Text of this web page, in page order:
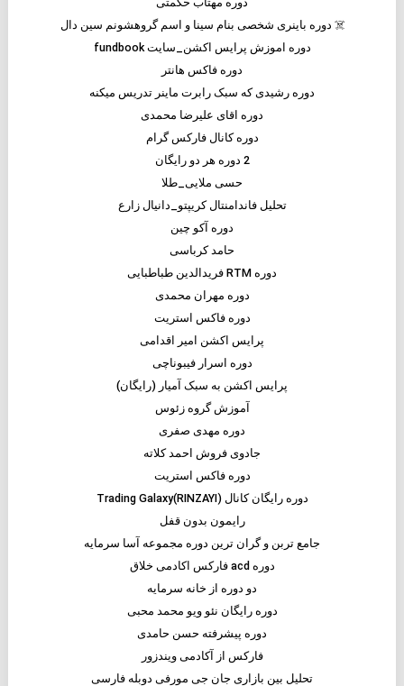
☠️ دوره باینری شخصی بنام سینا و اسم گروهشونم سین دال
دوره اموزش پرایس اکشن_سایت fundbook
دوره فاکس هانتر
دوره رشیدی که سبک رابرت ماینر تدریس میکنه
دوره اقای علیرضا محمدی
دوره کانال فارکس گرام
2 دوره هر دو رایگان
حسی ملایی_طلا
تحلیل فاندامنتال کریپتو_دانیال زارع
دوره آکو چین
حامد کرباسی
دوره RTM فریدالدین طباطبایی
دوره مهران محمدی
دوره فاکس استریت
پرایس اکشن امیر اقدامی
دوره اسرار فیبوناچی
پرایس اکشن به سبک آمیار (رایگان)
آموزش گروه زئوس
دوره مهدی صفری
جادوی فروش احمد کلاته
دوره فاکس استریت
دوره رایگان کانال Trading Galaxy(RINZAYI)
رایمون بدون قفل
جامع تربن و گران ترین دوره مجموعه آسا سرمایه
دوره acd فارکس اکادمی خلاق
دو دوره از خانه سرمایه
دوره رایگان نئو ویو محمد محبی
دوره پیشرفته حسن حامدی
فارکس از آکادمی ویندزور
تحلیل بین بازاری جان جی مورفی دوبله فارسی